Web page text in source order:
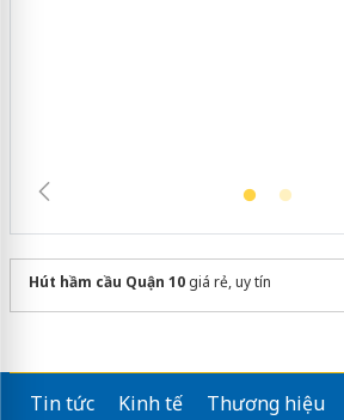
Hút hầm cầu Quận 10giá rẻ, uy tín
Tin tức Kinh tế Thương hiệu